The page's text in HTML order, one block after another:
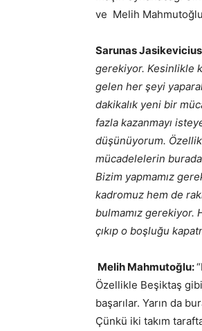
ve Melih Mahmutoğlu
Sarunas
gerekiyor. Kesinlikle
gelen her şeyi
dakikalık yeni bir
fazla kazanmayı
düşünüyorum.
mücadelelerin
Bizim yapmamız
kadromuz hem de
bulmamız gerekiyor.
çıkıp o boşluğu
Melih Mahmutoğlu:
Özellikle Beşiktaş
başarılar. Yarın da
Çünkü iki takım